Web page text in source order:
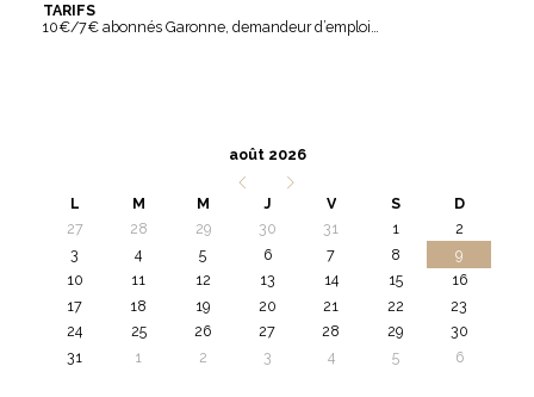
TARIFS
10€/7€ abonnés Garonne, demandeur d’emploi…
août 2026
L M M J V S
D
27
28 29 30 31 1
2
3
4 5 6 7 8
9
10
11 12 13 14 15
16
17
18 19 20 21 22
23
24
25 26 27 28 29
30
31
1 2 3 4 5 6